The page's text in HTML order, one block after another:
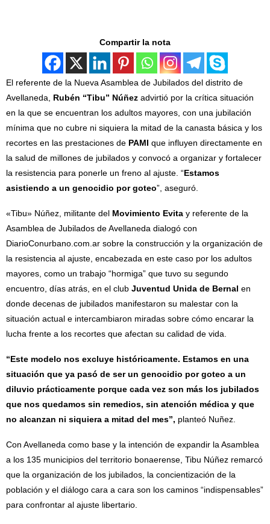
Compartir la nota
El referente de la Nueva Asamblea de Jubilados del distrito de
Avellaneda, Rubén “Tibu” Núñez advirtió por la crítica situación
en la que se encuentran los adultos mayores, con una jubilación
mínima que no cubre ni siquiera la mitad de la canasta básica y los
recortes en las prestaciones de PAMI que influyen directamente en
la salud de millones de jubilados y convocó a organizar y fortalecer
la resistencia para ponerle un freno al ajuste. “Estamos
asistiendo a un genocidio por goteo”, aseguró.
«Tibu» Núñez, militante del Movimiento Evita y referente de la
Asamblea de Jubilados de Avellaneda dialogó con
DiarioConurbano.com.ar sobre la construcción y la organización de
la resistencia al ajuste, encabezada en este caso por los adultos
mayores, como un trabajo “hormiga” que tuvo su segundo
encuentro, días atrás, en el club Juventud Unida de Bernal en
donde decenas de jubilados manifestaron su malestar con la
situación actual e intercambiaron miradas sobre cómo encarar la
lucha frente a los recortes que afectan su calidad de vida.
“Este modelo nos excluye históricamente. Estamos en una
situación que ya pasó de ser un genocidio por goteo a un
diluvio prácticamente porque cada vez son más los jubilados
que nos quedamos sin remedios, sin atención médica y que
no alcanzan ni siquiera a mitad del mes”, planteó Nuñez.
Con Avellaneda como base y la intención de expandir la Asamblea
a los 135 municipios del territorio bonaerense, Tibu Núñez remarcó
que la organización de los jubilados, la concientización de la
población y el diálogo cara a cara son los caminos “indispensables”
para confrontar al ajuste libertario.